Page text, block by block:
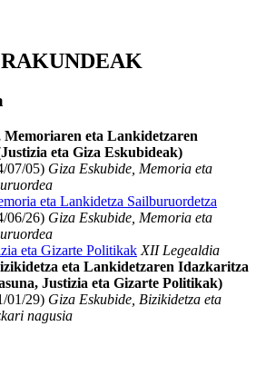
Memoriaren eta Lankidetzaren
eta Giza Eskubideak)
07/05) Giza Eskubide, Memoria eta
eta Lankidetza Sailburuordetza
06/26) Giza Eskubide, Memoria eta
eta Gizarte Politikak XII Legealdia
eta Lankidetzaren Idazkaritza
Justizia eta Gizarte Politikak)
01/29) Giza Eskubide, Bizikidetza eta
nagusia